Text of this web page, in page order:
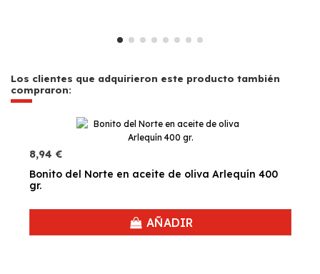
Los clientes que adquirieron este producto también
compraron:
8,94 €
Bonito del Norte en aceite de oliva Arlequín 400
gr.
AÑADIR